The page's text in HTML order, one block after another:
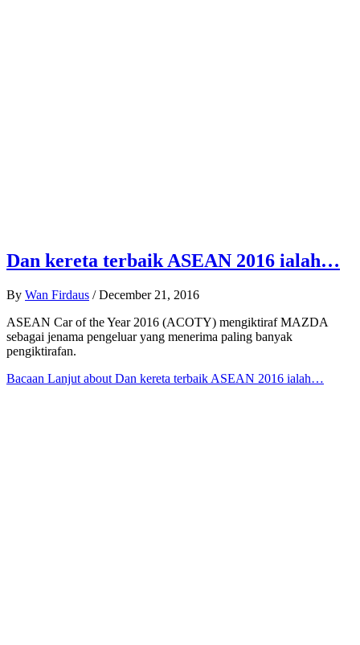
Dan kereta terbaik ASEAN 2016 ialah…
By Wan Firdaus / December 21, 2016
ASEAN Car of the Year 2016 (ACOTY) mengiktiraf MAZDA
sebagai jenama pengeluar yang menerima paling banyak
pengiktirafan.
Bacaan Lanjut about Dan kereta terbaik ASEAN 2016 ialah…